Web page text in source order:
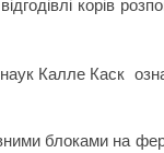
корів
Калле Каск
блоками на